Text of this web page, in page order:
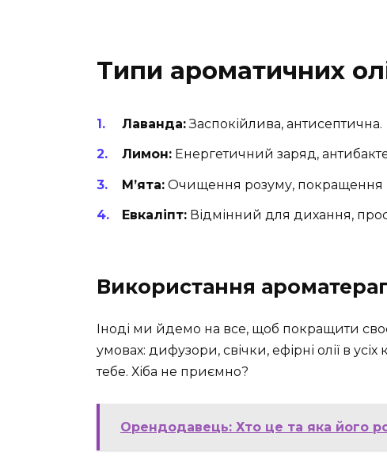
Типи ароматичних
Лаванда:Заспокійлива, антисептична.
Лимон: Енергетичний заряд,
М’ята: Очищення розуму, покращення
Евкаліпт: Відмінний для дихання,
Використання
Іноді ми йдемо на все, щоб покращити
умовах: дифузори, свічки, ефірні олії в
тебе. Хіба не приємно?
Орендодавець: Хто це та яка його